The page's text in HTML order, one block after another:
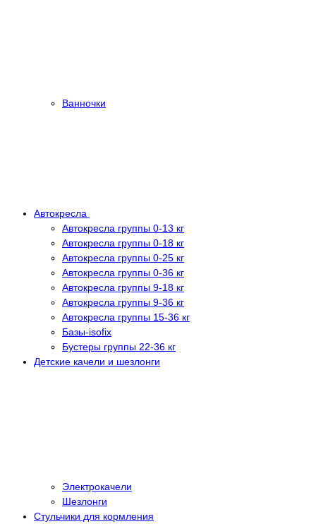
Ванночки
Автокресла
Автокресла группы 0-13 кг
Автокресла группы 0-18 кг
Автокресла группы 0-25 кг
Автокресла группы 0-36 кг
Автокресла группы 9-18 кг
Автокресла группы 9-36 кг
Автокресла группы 15-36 кг
Базы-isofix
Бустеры группы 22-36 кг
Детские качели и шезлонги
Электрокачели
Шезлонги
Стульчики для кормления